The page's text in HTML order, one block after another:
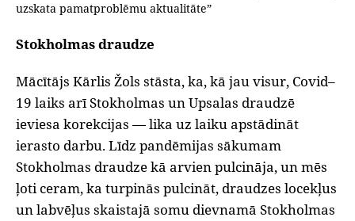
uzskata pamatproblēmu aktualitāte”
Stokholmas draudze
Mācītājs Kārlis Žols stāsta, ka, kā jau visur, Covid–
19 laiks arī Stokholmas un Upsalas draudzē
ieviesa korekcijas — lika uz laiku apstādināt
ierasto darbu. Līdz pandēmijas sākumam
Stokholmas draudze kā arvien pulcināja, un mēs
ļoti ceram, ka turpinās pulcināt, draudzes locekļus
un labvēļus skaistajā somu dievnamā Stokholmas